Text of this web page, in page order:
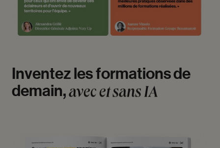
Inventezlesformationsde
demain,avecetsansIA